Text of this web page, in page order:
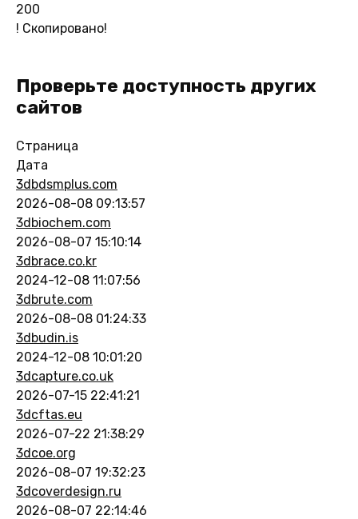
200
! Скопировано!
Проверьте доступность других
сайтов
Страница
Дата
3dbdsmplus.com
2026-08-08 09:13:57
3dbiochem.com
2026-08-07 15:10:14
3dbrace.co.kr
2024-12-08 11:07:56
3dbrute.com
2026-08-08 01:24:33
3dbudin.is
2024-12-08 10:01:20
3dcapture.co.uk
2026-07-15 22:41:21
3dcftas.eu
2026-07-22 21:38:29
3dcoe.org
2026-08-07 19:32:23
3dcoverdesign.ru
2026-08-07 22:14:46